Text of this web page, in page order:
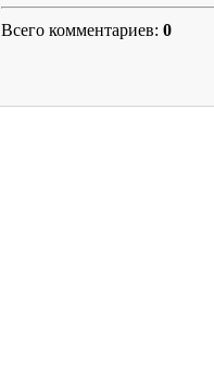
Всего комментариев: 0